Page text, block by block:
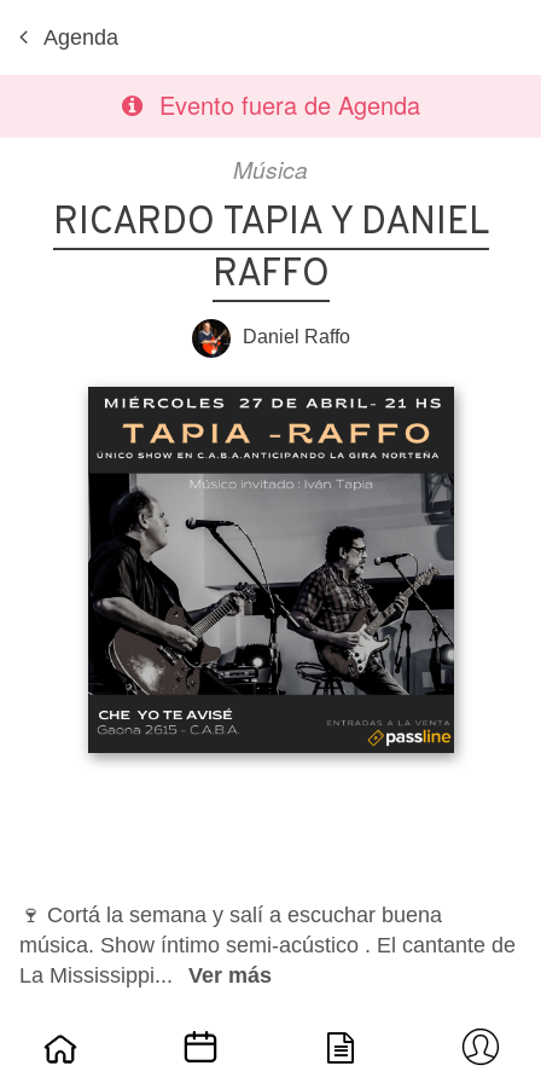
Agenda
Evento fuera de Agenda
Música
RICARDO TAPIA Y DANIEL
RAFFO
Daniel Raffo
🍷 Cortá la semana y salí a escuchar buena
música. Show íntimo semi-acústico . El cantante de
La Mississippi...
Ver más